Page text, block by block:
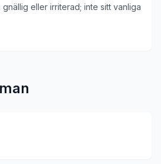
gnällig eller irriterad; inte sitt vanliga